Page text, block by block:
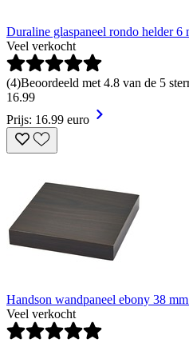
Duraline glaspaneel rondo helder 6
Veel verkocht
(4)Beoordeeld met 4.8 van de 5
16.99
Prijs: 16.99 euro
Handson wandpaneel ebony 38
Veel verkocht